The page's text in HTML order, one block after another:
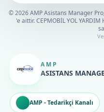
AMP
ASISTANS
AMP - Tedarikçi Kanalı
© 2026 AMP Asistans Manager Pro,
'e aittir. CEPMOBİL YOL